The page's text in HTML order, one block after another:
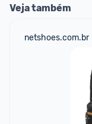
Veja também
netshoes.com.br